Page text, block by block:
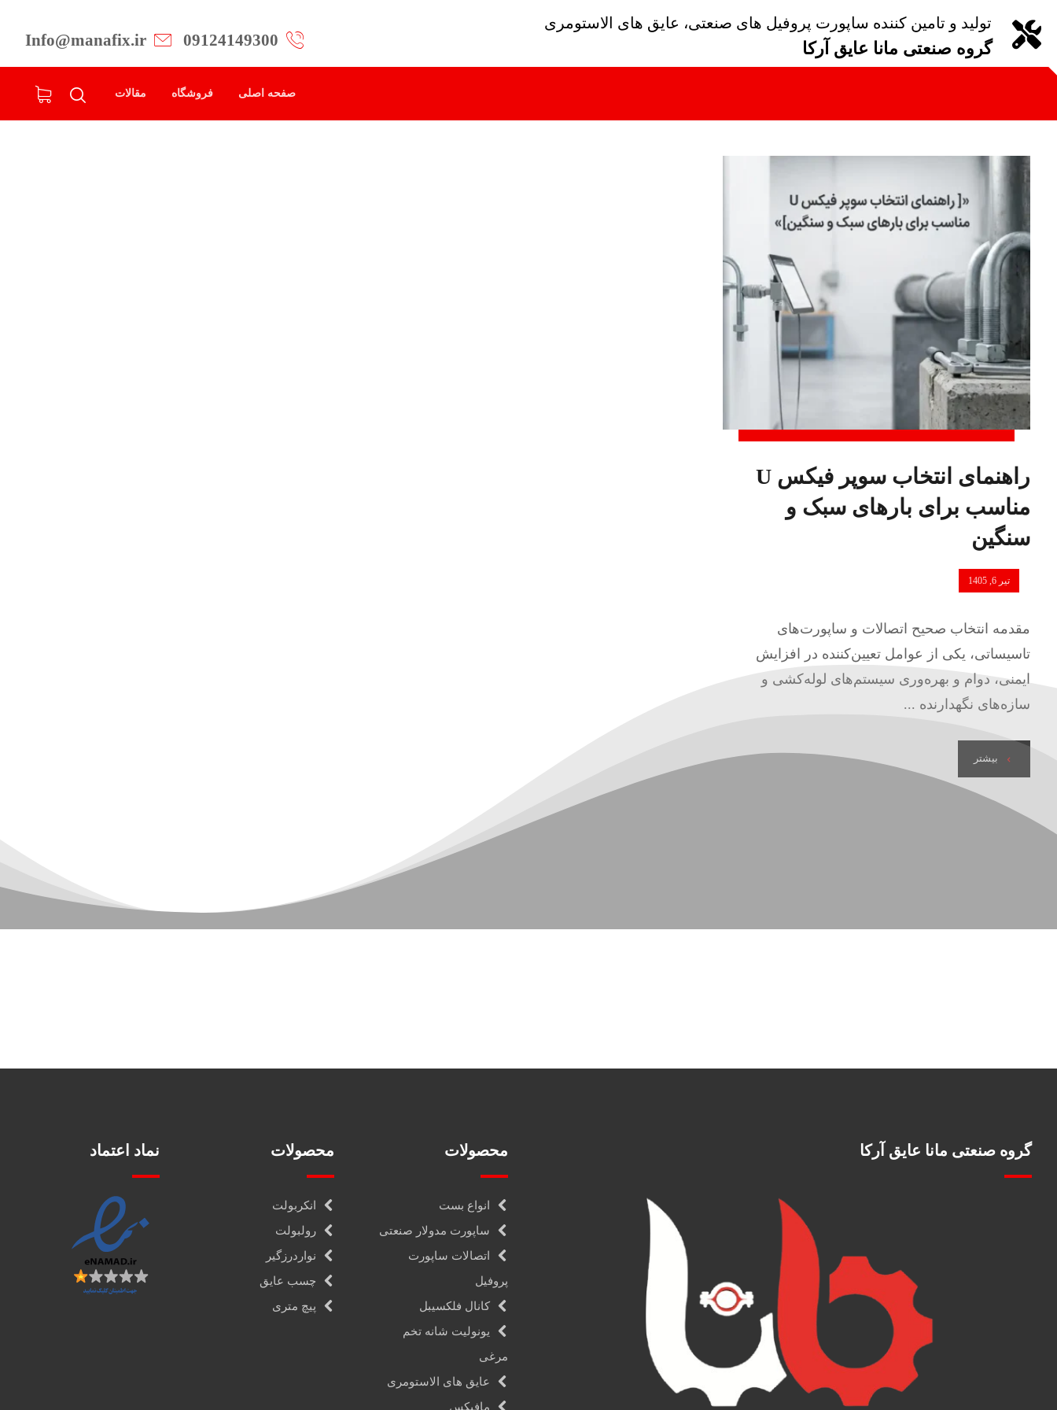
تولید و تامین کننده ساپورت پروفیل های صنعتی، عایق های الاستومری
گروه صنعتی مانا عایق آرکا Info@manafix.ir 09124149300
صفحه اصلی فروشگاه مقالات
راهنمای انتخاب سوپر فیکس U
مناسب برای بارهای سبک و
سنگین
تیر 6, 1405
مقدمه انتخاب صحیح اتصالات و ساپورت‌های
تاسیساتی، یکی از عوامل تعیین‌کننده در افزایش
ایمنی، دوام و بهره‌وری سیستم‌های لوله‌کشی و
سازه‌های نگهدارنده ...
بیشتر
گروه صنعتی مانا عایق آرکا محصولات
انواع بست
ساپورت مدولار صنعتی
اتصالات ساپورت
پروفیل
کانال فلکسیبل
یونولیت شانه تخم
مرغی
عایق های الاستومری
مافیکس
محصولات
انکربولت
رولبولت
نواردرزگیر
چسب عایق
پیچ متری
نماد اعتماد